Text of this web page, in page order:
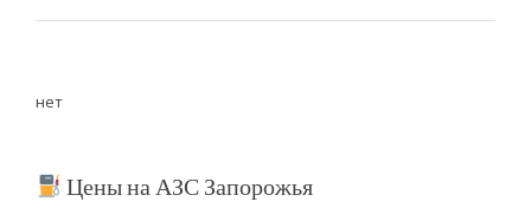
нет
Цены на АЗС Запорожья